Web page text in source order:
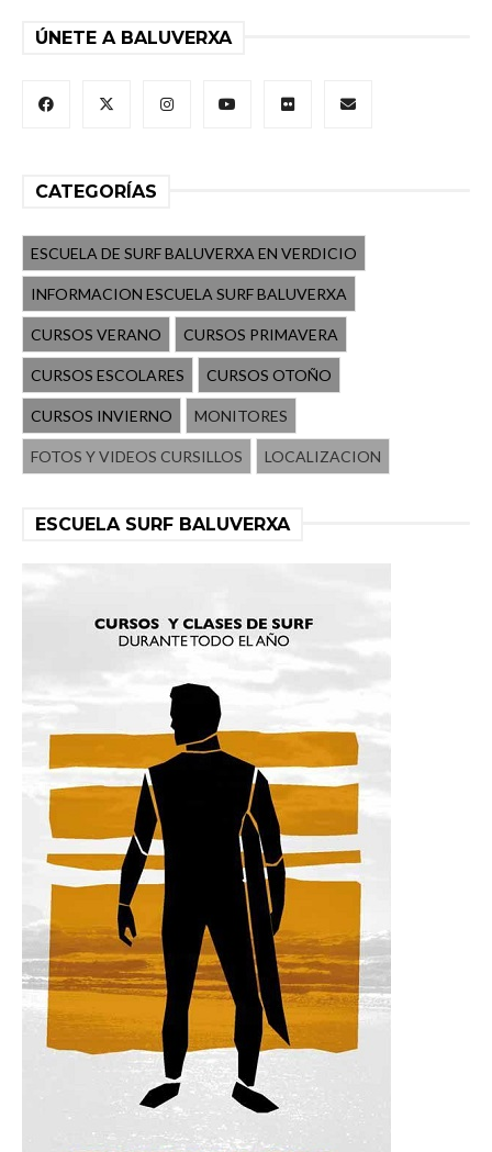
ÚNETE A BALUVERXA
CATEGORÍAS
ESCUELA DE SURF BALUVERXA EN VERDICIO
INFORMACION ESCUELA SURF BALUVERXA
CURSOS VERANO CURSOS PRIMAVERA
CURSOS ESCOLARES CURSOS OTOÑO
CURSOS INVIERNO MONITORES
FOTOS Y VIDEOS CURSILLOS LOCALIZACION
ESCUELA SURF BALUVERXA